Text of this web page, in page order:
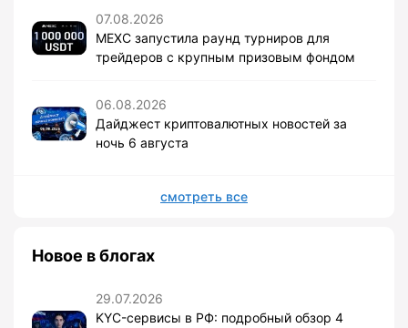
07.08.2026
MEXC запустила раунд турниров для
трейдеров с крупным призовым фондом
06.08.2026
Дайджест криптовалютных новостей за
ночь 6 августа
смотреть все
Новое в блогах
29.07.2026
KYC-сервисы в РФ: подробный обзор 4